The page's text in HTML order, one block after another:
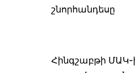
շնորհանդեսը
Հինգշաբթի ՄԱԿ-